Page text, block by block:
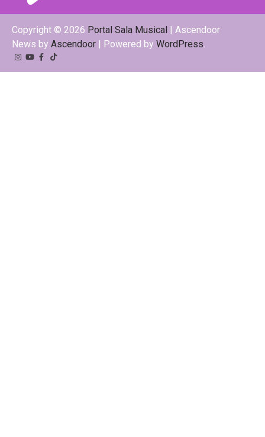
Copyright © 2026 Portal Sala Musical | Ascendoor
News by Ascendoor | Powered by WordPress
Instagram
YouTube
Facebook
Tiktok